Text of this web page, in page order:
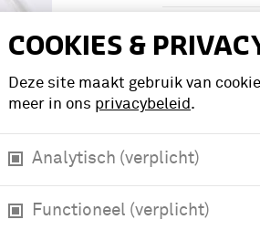
COOKIES &
Deze site maakt gebruik van
meer in ons privacybeleid.
Analytisch (verplicht)
Functioneel (verplicht)
(12)
Meer